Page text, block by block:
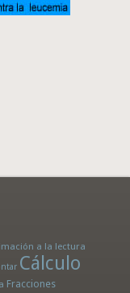
a la lectura
Cálculo
Fracciones